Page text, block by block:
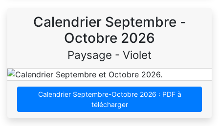
Calendrier Septembre -
Octobre 2026
Paysage - Violet
Calendrier Septembre-Octobre 2026 : PDF à
télécharger